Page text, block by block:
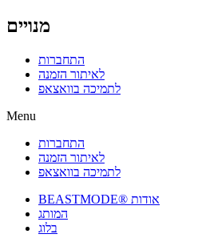
מנויים
התחברות
לאיתור הזמנה
לתמיכה בוואצאפ
Menu
התחברות
לאיתור הזמנה
לתמיכה בוואצאפ
BEASTMODE® אודות
המותג
בלוג